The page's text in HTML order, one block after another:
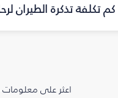
كم تكلفة تذكرة الطيران
اعثر على معلومات